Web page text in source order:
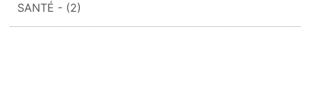
SANTÉ - (2)